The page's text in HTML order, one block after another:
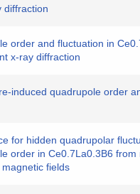
diffraction
order and fluctuation in
x-ray diffraction
induced quadrupole order
for hidden quadrupolar
order in Ce0.7La0.3B6 from
fields